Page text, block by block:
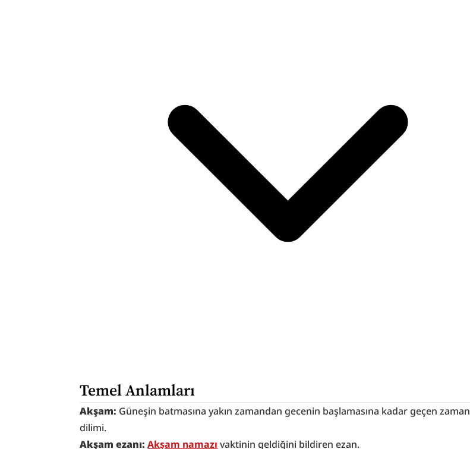
Temel Anlamları
Akşam: Güneşin batmasına yakın zamandan gecenin başlamasına kadar geçen zaman
dilimi.
Akşam ezanı: Akşam namazı vaktinin geldiğini bildiren ezan.